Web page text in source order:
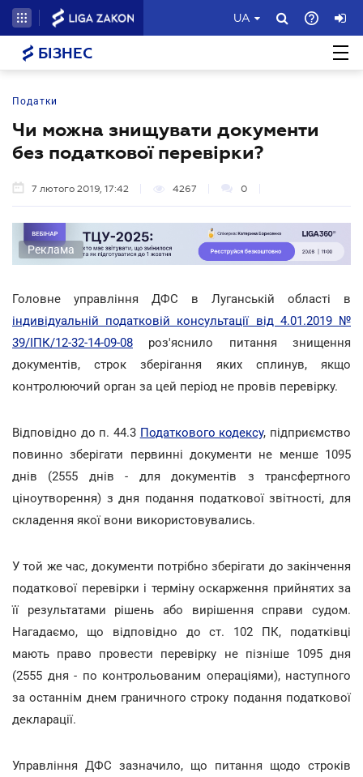
UA
БІЗНЕС
Податки
Чи можна знищувати документи
без податкової перевірки?
7 лютого 2019, 17:42 4267 0
Реклама
Головне управління ДФС в Луганській області в
індивідуальній податковій консультації від 4.01.2019 №
39/ІПК/12-32-14-09-08 роз'яснило питання знищення
документів, строк зберігання яких сплинув, якщо
контролюючий орган за цей період не провів перевірку.
Відповідно до п. 44.3 Податкового кодексу, підприємство
повинно зберігати первинні документи не менше 1095
днів (2555 днів - для документів з трансфертного
ціноутворення) з дня подання податкової звітності, для
складення якої вони використовувались.
У той же час, документи потрібно зберігати до закінчення
податкової перевірки і терміну оскарження прийнятих за
її результатами рішень або вирішення справи судом.
Нагадаємо, що відповідно до ст. 102 ПК, податківці
мають право провести перевірку не пізніше 1095 дня
(2555 дня - по контрольованим операціями), наступного
за останнім днем граничного строку подання податкової
декларації.
Управління ДФС зазначило, що питання щодо строків